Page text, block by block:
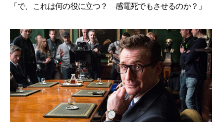
「で、これは何の役に立つ？ 感電死でもさせるのか？」